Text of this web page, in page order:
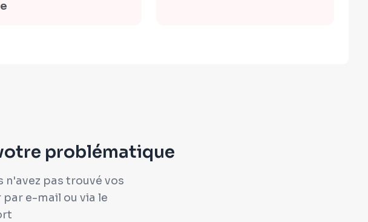
problématique
n'avez pas trouvé vos
e-mail ou via le